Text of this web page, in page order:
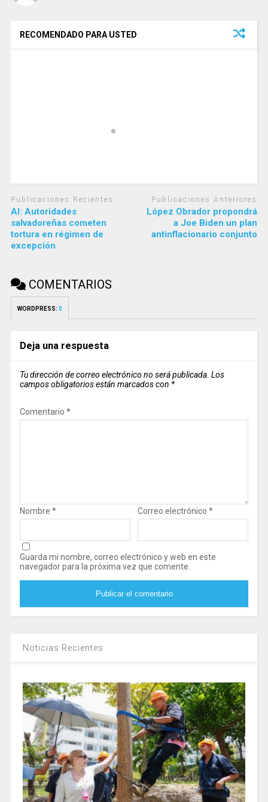
RECOMENDADO PARA USTED
Publicaciones Recientes
AI: Autoridades
salvadoreñas cometen
tortura en régimen de
excepción
Publicaciones Anteriores
López Obrador propondrá
a Joe Biden un plan
antinflacionario conjunto
COMENTARIOS
WORDPRESS: 0
Deja una respuesta
Tu dirección de correo electrónico no será publicada. Los
campos obligatorios están marcados con *
Comentario *
Nombre * Correo electrónico *
Guarda mi nombre, correo electrónico y web en este
navegador para la próxima vez que comente.
Noticias Recientes